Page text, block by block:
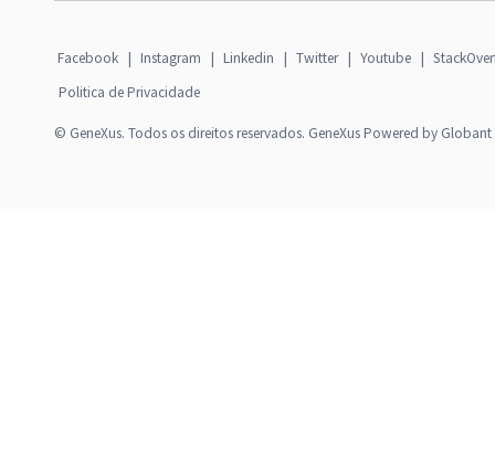
Facebook | Instagram | Linkedin | Twitter | Youtube |
Politica de Privacidade
© GeneXus. Todos os direitos reservados. GeneXus Powered by Globant